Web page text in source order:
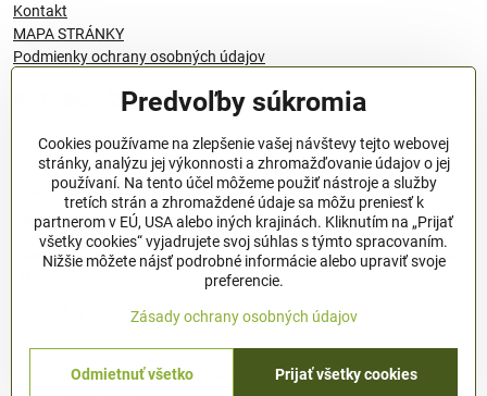
Kontakt
MAPA STRÁNKY
Podmienky ochrany osobných údajov
© 1996 - 2024 QANTICA S.R.O
Podmienky ochrany osobných údajov
OBCHODNÉ PODMIENKY
Všeobecné nariadenie o bezpečnosti produktov (GPSR), Regulation
Pravidlá spracovania recenzií
©
Copyright
Predvoľby súkromia
Cookies používame na zlepšenie vašej návštevy tejto webovej
stránky, analýzu jej výkonnosti a zhromažďovanie údajov o jej
používaní. Na tento účel môžeme použiť nástroje a služby
tretích strán a zhromaždené údaje sa môžu preniesť k
partnerom v EÚ, USA alebo iných krajinách. Kliknutím na „Prijať
všetky cookies“ vyjadrujete svoj súhlas s týmto spracovaním.
Nižšie môžete nájsť podrobné informácie alebo upraviť svoje
preferencie.
Zásady ochrany osobných údajov
Prijať všetky cookies
Odmietnuť všetko